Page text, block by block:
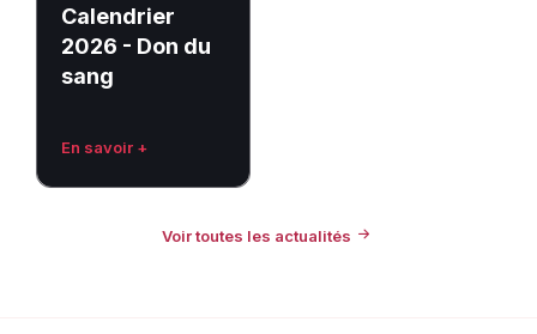
sangCalendrier
2026 - Don du
sang
En savoir +
Voir toutes les actualités